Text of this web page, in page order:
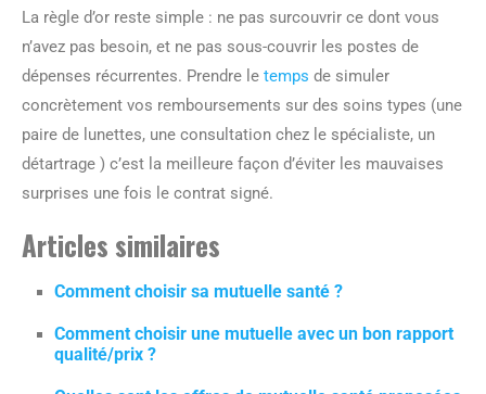
La règle d’or reste simple : ne pas surcouvrir ce dont vous
n’avez pas besoin, et ne pas sous-couvrir les postes de
dépenses récurrentes. Prendre le temps de simuler
concrètement vos remboursements sur des soins types (une
paire de lunettes, une consultation chez le spécialiste, un
détartrage ) c’est la meilleure façon d’éviter les mauvaises
surprises une fois le contrat signé.
Articles similaires
Comment choisir sa mutuelle santé ?
Comment choisir une mutuelle avec un bon rapport
qualité/prix ?